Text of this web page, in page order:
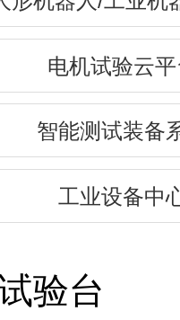
电机试验云
智能测试装备
工业设备中
验台